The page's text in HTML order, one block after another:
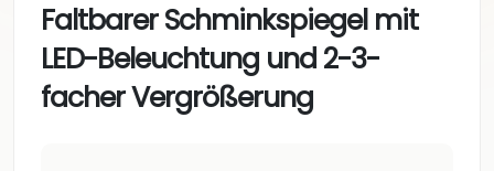
Faltbarer Schminkspiegel mit
LED-Beleuchtung und 2-3-
facher Vergrößerung